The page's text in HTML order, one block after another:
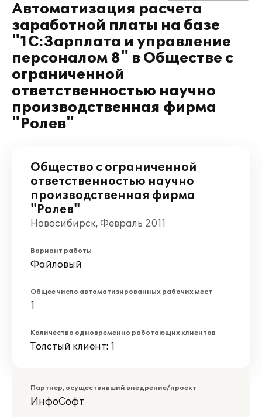
Автоматизация расчета
заработной платы на базе
"1С:Зарплата и управление
персоналом 8" в Обществе с
ограниченной
ответственностью научно
производственная фирма
"Ролев"
Общество с ограниченной
ответственностью научно
производственная фирма
"Ролев"
Новосибирск, Февраль 2011
Вариант работы
Файловый
Общее число автоматизированных рабочих мест
1
Количество одновременно работающих клиентов
Толстый клиент: 1
Партнер, осуществивший внедрение/проект
ИнфоСофт